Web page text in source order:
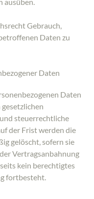
Gebrauch,
Daten zu
Daten
Daten
steuerrechtliche
der Frist werden die
gelöscht, sofern sie
Vertragsanbahnung
kein berechtigtes
fortbesteht.